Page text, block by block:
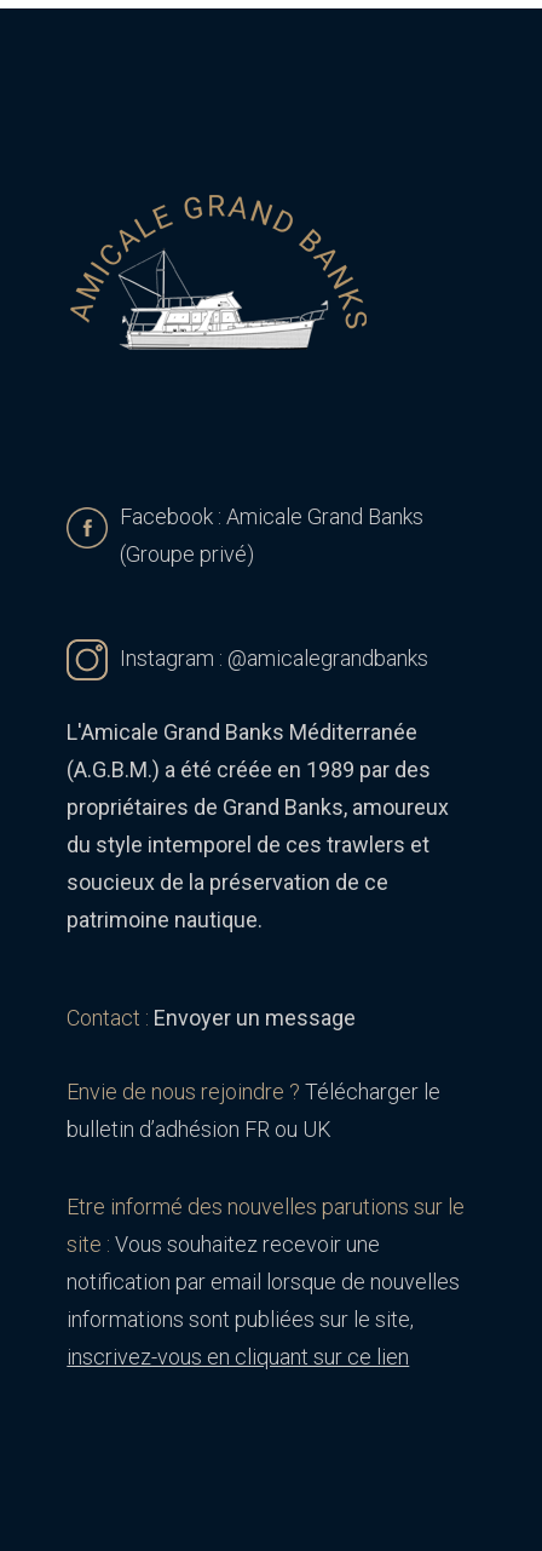
Facebook : Amicale Grand Banks
(Groupe privé)
Instagram : @amicalegrandbanks
L'Amicale Grand Banks Méditerranée
(A.G.B.M.) a été créée en 1989 par des
propriétaires de Grand Banks, amoureux
du style intemporel de ces trawlers et
soucieux de la préservation de ce
patrimoine nautique.
Contact : Envoyer un message
Envie de nous rejoindre ?Télécharger le
bulletin d’adhésion FR ou UK
Etre informé des nouvelles parutions sur le
site : Vous souhaitez recevoir une
notification par email lorsque de nouvelles
informations sont publiées sur le site,
inscrivez-vous en cliquant sur ce lien